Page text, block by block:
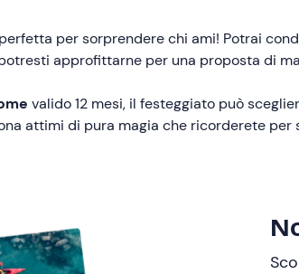
per sorprendere chi ami! Potrai
approfittarne per una proposta di
valido 12 mesi, il festeggiato può
attimi di pura magia che ricorderete per